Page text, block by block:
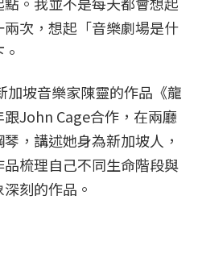
次，想起「音樂劇場是什
加坡音樂家陳靈的作品《龍
John Cage合作，在兩廳
，講述她身為新加坡人，
梳理自己不同生命階段與
刻的作品。